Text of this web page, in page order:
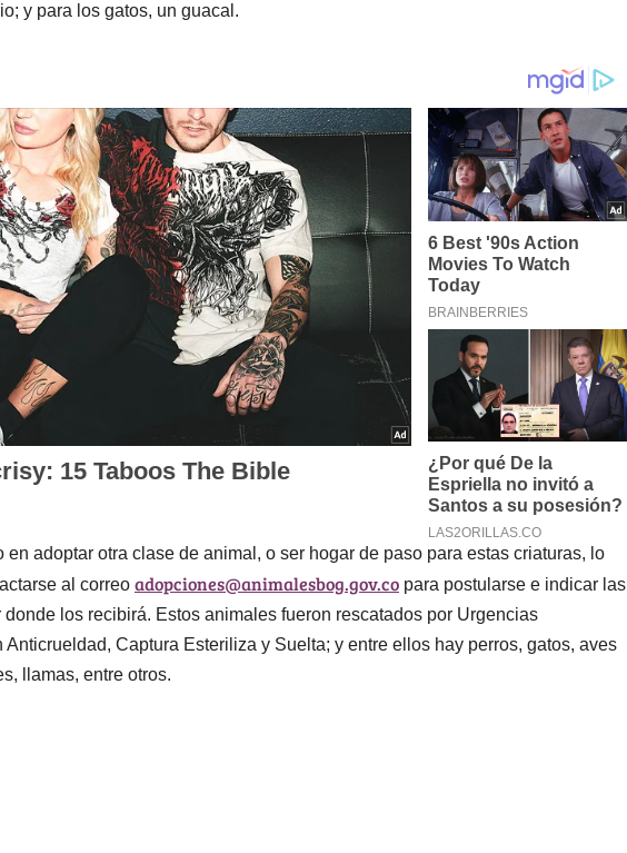
y para los gatos, un guacal.
en adoptar otra clase de animal, o ser hogar de paso para estas criaturas, lo
al correo adopciones@animalesbog.gov.co para postularse e indicar las
los recibirá. Estos animales fueron rescatados por Urgencias
Anticrueldad, Captura Esteriliza y Suelta; y entre ellos hay perros, gatos, aves
llamas, entre otros.